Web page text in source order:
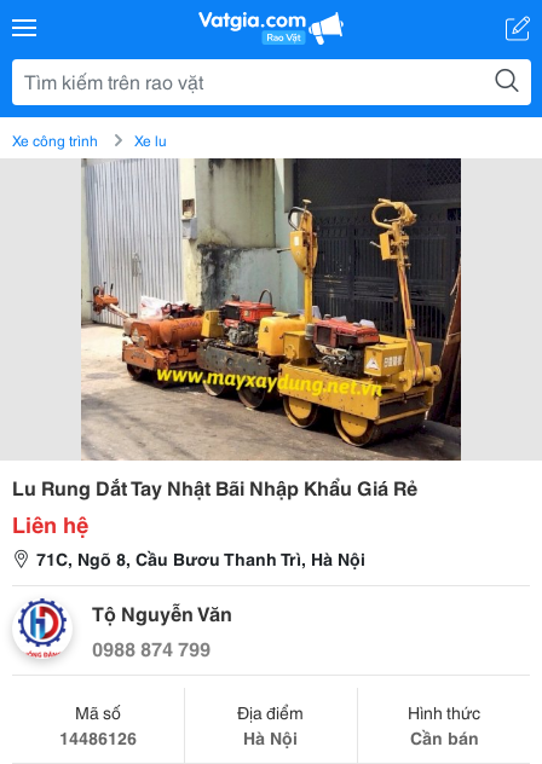
Xe công trình Xe lu
Lu Rung Dắt Tay Nhật Bãi Nhập Khẩu Giá Rẻ
Liên hệ
71C, Ngõ 8, Cầu Bươu Thanh Trì, Hà Nội
Tộ Nguyễn Văn
0988 874 799
Mã số
14486126
Địa điểm
Hà Nội
Hình thức
Cần bán